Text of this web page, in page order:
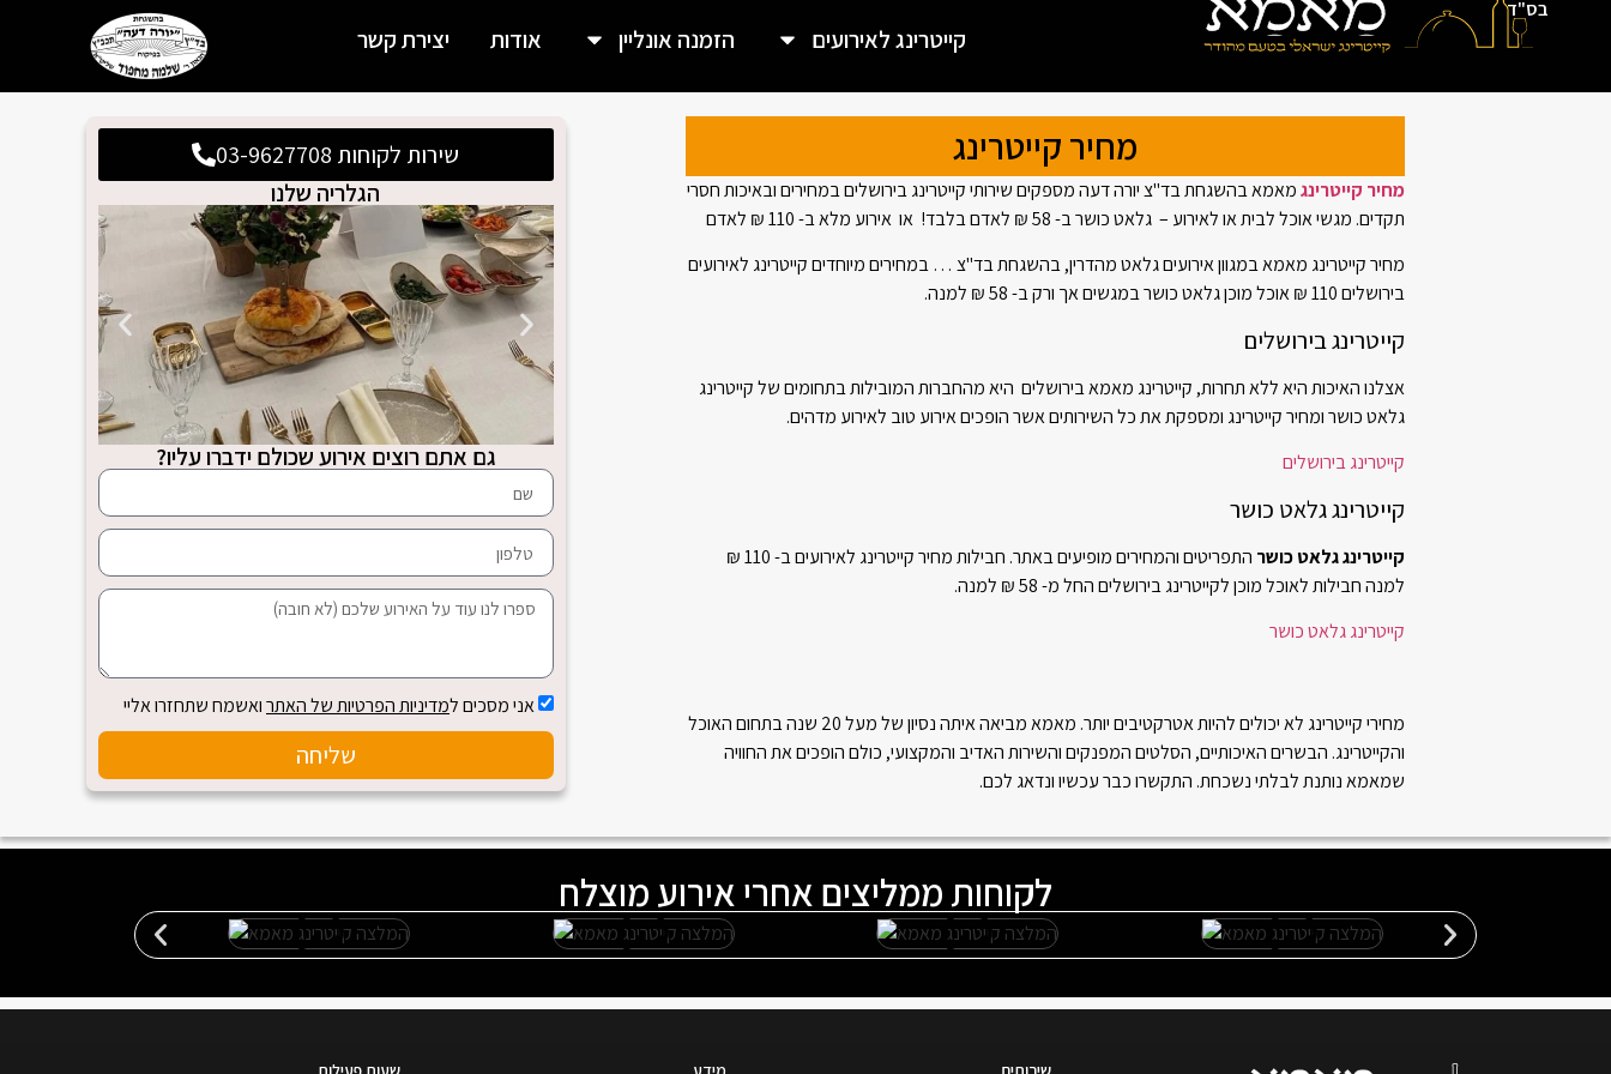
בס"ד
קייטרינג לאירועים הזמנה אונליין אודות יצירת קשר
שירות לקוחות 03-9627708
הגלריה שלנו
גם אתם רוצים אירוע שכולם ידברו עליו?
אני מסכים למדיניות הפרטיות של האתרואשמח שתחזרו אליי
שליחה
מחיר קייטרינג
מחיר קייטרינגמאמא בהשגחת בד"צ יורה דעה מספקים שירותי קייטרינג בירושלים במחירים ובאיכות חסרי
תקדים. מגשי אוכל לבית או לאירוע – גלאט כושר ב- 58 ₪ לאדם בלבד! או אירוע מלא ב- 110 ₪ לאדם
מחיר קייטרינג מאמא במגוון אירועים גלאט מהדרין, בהשגחת בד"צ … במחירים מיוחדים קייטרינג לאירועים
בירושלים 110 ₪ אוכל מוכן גלאט כושר במגשים אך ורק ב- 58 ₪ למנה.
קייטרינג בירושלים
אצלנו האיכות היא ללא תחרות, קייטרינג מאמא בירושלים היא מהחברות המובילות בתחומים של קייטרינג
גלאט כושר ומחיר קייטרינג ומספקת את כל השירותים אשר הופכים אירוע טוב לאירוע מדהים.
קייטרינג בירושלים
קייטרינג גלאט כושר
קייטרינג גלאט כושר
התפריטים והמחירים מופיעים באתר. חבילות מחיר קייטרינג לאירועים ב- 110 ₪
למנה חבילות לאוכל מוכן לקייטרינג בירושלים החל מ- 58 ₪ למנה.
קייטרינג גלאט כושר
מחירי קייטרינג לא יכולים להיות אטרקטיבים יותר. מאמא מביאה איתה נסיון של מעל 20 שנה בתחום האוכל
והקייטרינג. הבשרים האיכותיים, הסלטים המפנקים והשירות האדיב והמקצועי, כולם הופכים את החוויה
שמאמא נותנת לבלתי נשכחת. התקשרו כבר עכשיו ונדאג לכם.
לקוחות ממליצים אחרי אירוע מוצלח